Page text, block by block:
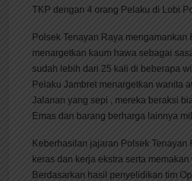
TKP dengan 4 orang Pelaku di Lobi
Polsek Tenayan Raya
menargetkan kaum hawa sebagai
sudah lebih dari 25 kali di beberapa
Pelaku Jambret menargetkan wanita
Jalanan yang sepi , mereka beraksi
Emas dan barang berharga lainnya
Keberhasilan jajaran Polsek
keras dan kerja ekstra serta
Berdasarkan hasil penyelidikan tim